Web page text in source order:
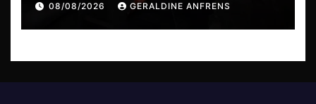
08/08/2026 GERALDINE ANFRENS